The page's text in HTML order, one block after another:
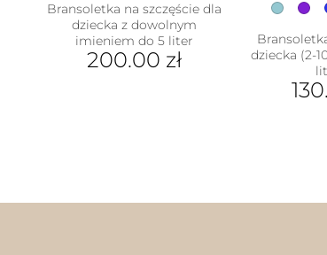
Bransoletka na szczęście dla
dziecka z dowolnym
imieniem do 5 liter
200.00 zł
dziecka (2-